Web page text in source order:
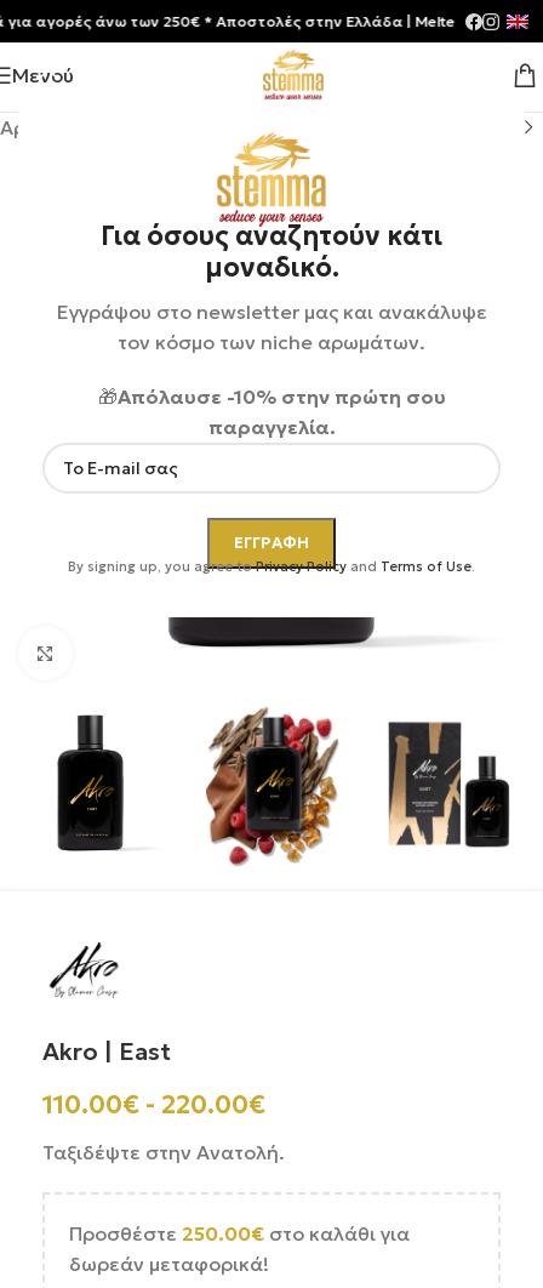
Για όσους αναζητούν κάτι
μοναδικό.
Εγγράψου στο newsletter μας και ανακάλυψε
τον κόσμο των niche αρωμάτων.
🎁Απόλαυσε -10% στην πρώτη σου
παραγγελία.
By signing up, you agree toPrivacy Policy and Terms of Use.
Μενού
Αρχική σελίδα Αρώματα
Κάντε κλικ για μεγέθυνση
Akro | East
110.00€ - 220.00€
Ταξιδέψτε στην Ανατολή.
Προσθέστε 250.00€ στο καλάθι για
δωρεάν μεταφορικά!
αγορές άνω των 250€ * Aποστολές στην Ελλάδα | Meltemia Exclusive